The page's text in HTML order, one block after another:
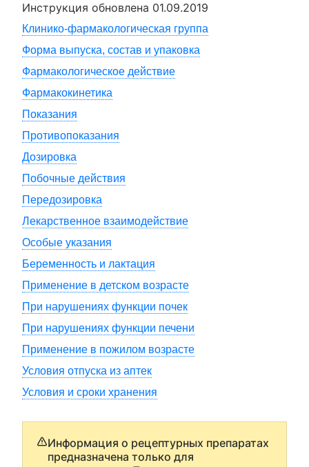
Инструкция обновлена 01.09.2019
Клинико-фармакологическая группа
Форма выпуска, состав и упаковка
Фармакологическое действие
Фармакокинетика
Показания
Противопоказания
Дозировка
Побочные действия
Передозировка
Лекарственное взаимодействие
Особые указания
Беременность и лактация
Применение в детском возрасте
При нарушениях функции почек
При нарушениях функции печени
Применение в пожилом возрасте
Условия отпуска из аптек
Условия и сроки хранения
Информация о рецептурных препаратах
предназначена только для